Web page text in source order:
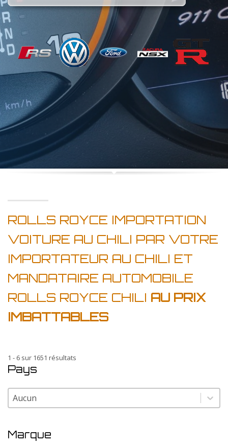
ROLLS ROYCE IMPORTATION
VOITURE AU CHILI PAR VOTRE
IMPORTATEUR AU CHILI ET
MANDATAIRE AUTOMOBILE
ROLLS ROYCE CHILI AU PRIX
IMBATTABLES
1 - 6 sur 1651 résultats
Pays
Pays
Pays
Marque